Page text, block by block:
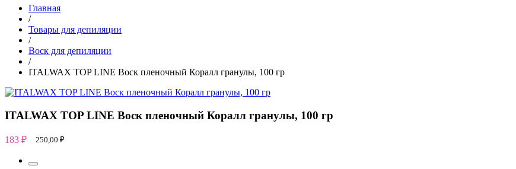
Главная
/
Товары для депиляции
/
Воск для депиляции
/
ITALWAX TOP LINE Воск пленочный Коралл гранулы, 100 гр
ITALWAX TOP LINE Воск пленочный Коралл гранулы, 100 гр
183 ₽ 250,00 ₽